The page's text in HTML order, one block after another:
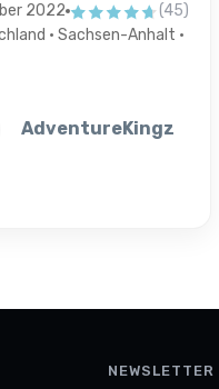
2022
4.6 von 5 Sternen
(45)
• Sachsen-Anhalt •
AdventureKingz
NEWSLETTER